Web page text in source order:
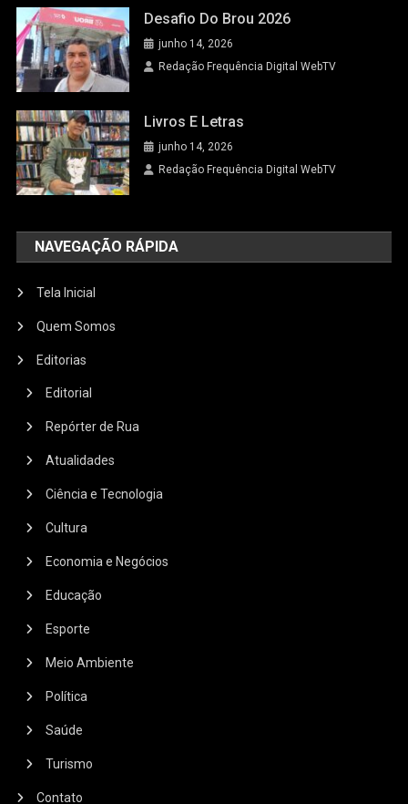
Desafio Do Brou 2026
junho 14, 2026
Redação Frequência Digital WebTV
Livros E Letras
junho 14, 2026
Redação Frequência Digital WebTV
NAVEGAÇÃO RÁPIDA
Tela Inicial
Quem Somos
Editorias
Editorial
Repórter de Rua
Atualidades
Ciência e Tecnologia
Cultura
Economia e Negócios
Educação
Esporte
Meio Ambiente
Política
Saúde
Turismo
Contato